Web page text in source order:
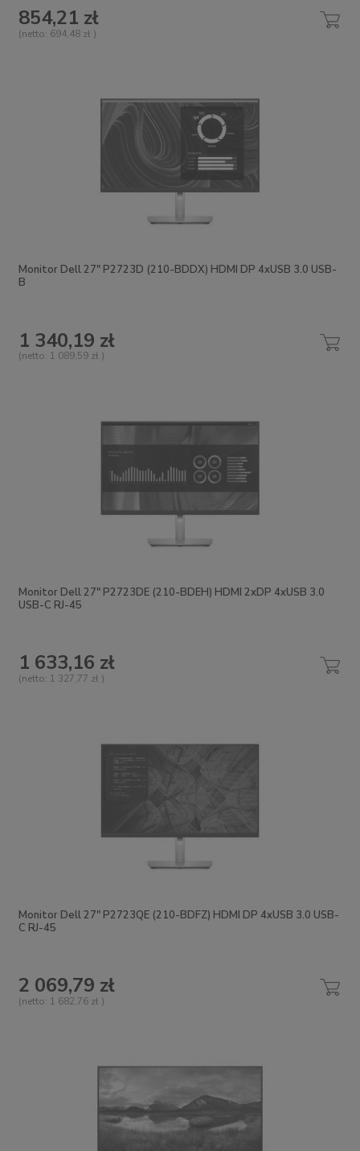
854,21 zł
(netto: 694,48 zł )
Monitor Dell 27" P2723D (210-BDDX) HDMI DP 4xUSB 3.0 USB-
B
1 340,19 zł
(netto: 1 089,59 zł )
Monitor Dell 27" P2723DE (210-BDEH) HDMI 2xDP 4xUSB 3.0
USB-C RJ-45
1 633,16 zł
(netto: 1 327,77 zł )
Monitor Dell 27" P2723QE (210-BDFZ) HDMI DP 4xUSB 3.0 USB-
C RJ-45
2 069,79 zł
(netto: 1 682,76 zł )